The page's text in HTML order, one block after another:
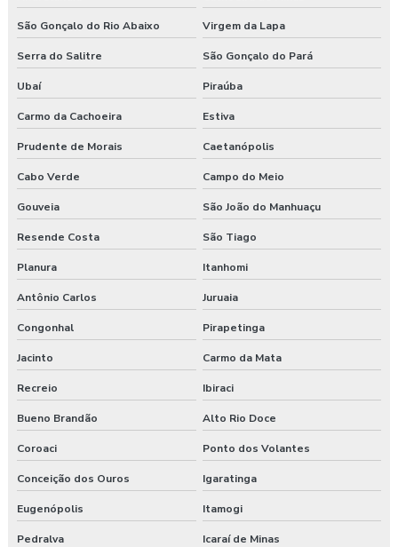
São Gonçalo do Rio Abaixo Virgem da Lapa
Serra do Salitre São Gonçalo do Pará
Ubaí Piraúba
Carmo da Cachoeira Estiva
Prudente de Morais Caetanópolis
Cabo Verde Campo do Meio
Gouveia São João do Manhuaçu
Resende Costa São Tiago
Planura Itanhomi
Antônio Carlos Juruaia
Congonhal Pirapetinga
Jacinto Carmo da Mata
Recreio Ibiraci
Bueno Brandão Alto Rio Doce
Coroaci Ponto dos Volantes
Conceição dos Ouros Igaratinga
Eugenópolis Itamogi
Pedralva Icaraí de Minas